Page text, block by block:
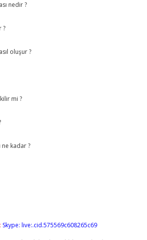
nedir ?
?
oluşur ?
mi ?
ne kadar ?
Skype: live:.cid.575569c608265c69